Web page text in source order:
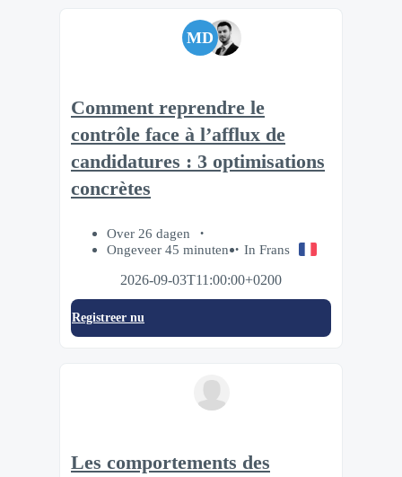
MD
Comment reprendre le
contrôle face à l’afflux de
candidatures : 3 optimisations
concrètes
Over 26 dagen
Ongeveer 45 minuten
In Frans
2026-09-03T11:00:00+0200
Registreer nu
Les comportements des